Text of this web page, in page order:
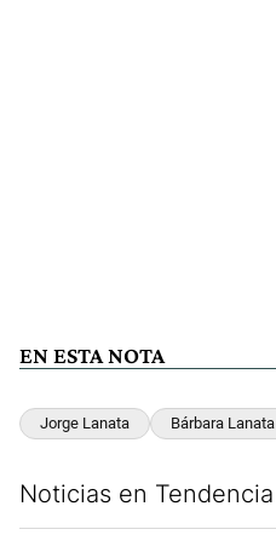
EN ESTA NOTA
Jorge Lanata Bárbara Lanata
Noticias en Tendencia